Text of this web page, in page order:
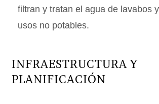
filtran y tratan el agua de lavabos
usos no potables.
INFRAESTRUCTURA Y
PLANIFICACIÓN